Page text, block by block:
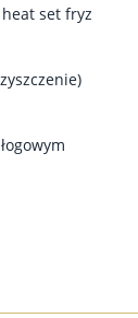
set fryz